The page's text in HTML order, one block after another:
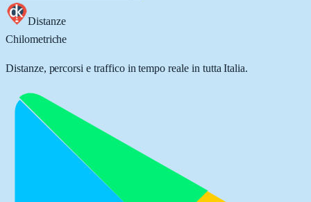
Distanze
Chilometriche
Distanze, percorsi e traffico in tempo reale in tutta Italia.